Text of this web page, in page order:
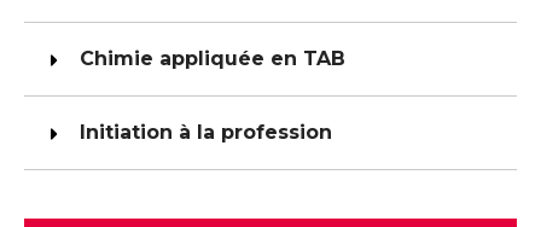
Chimie appliquée en TAB
Initiation à la profession